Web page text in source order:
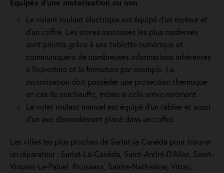
Equipés d'une motorisation ou non
Le volant roulant électrique est équipé d’un moteur et
d’un coffre. Les stores motorisés les plus modernes
sont pilotés grâce à une tablette numérique et
communiquent de nombreuses informations inhérentes
à l'ouverture et la fermeture par exemple. La
motorisation doit posséder une protection thermique
en cas de surchauffe, même si cela arrive rarement.
Le volet roulant manuel est équipé d'un tablier et aussi
d'un axe d'enroulement placé dans un coffre.
Les villes les plus proches de Sarlat-la-Canéda pour trouver
un réparateur : Sarlat-La-Canéda, Saint-André-D'Allas, Saint-
Vincent-Le-Paluel, Proissans, Sainte-Nathalène, Vitrac,